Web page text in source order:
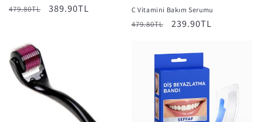
Normal
479.80TL
İndirimli
389.90TL C Vitamini Bakım Serumu
Normal
479.80TL
İndirimli
239.90TL